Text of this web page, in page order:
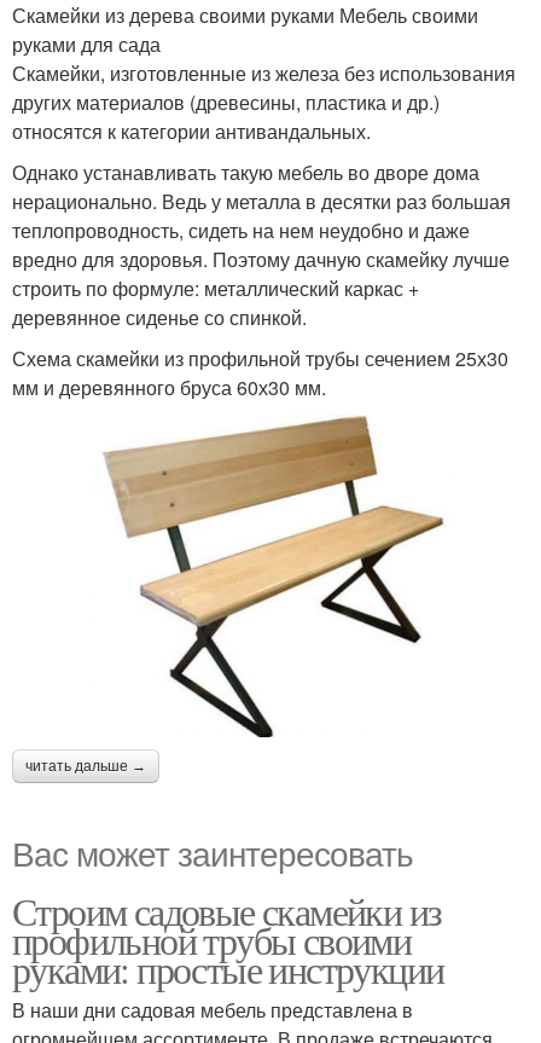
Скамейки из дерева своими руками Мебель своими
руками для сада
Скамейки, изготовленные из железа без использования
других материалов (древесины, пластика и др.)
относятся к категории антивандальных.
Однако устанавливать такую мебель во дворе дома
нерационально. Ведь у металла в десятки раз большая
теплопроводность, сидеть на нем неудобно и даже
вредно для здоровья. Поэтому дачную скамейку лучше
строить по формуле: металлический каркас +
деревянное сиденье со спинкой.
Схема скамейки из профильной трубы сечением 25х30
мм и деревянного бруса 60х30 мм.
читать дальше →
Вас может заинтересовать
Строим садовые скамейки из
профильной трубы своими
руками: простые инструкции
В наши дни садовая мебель представлена в